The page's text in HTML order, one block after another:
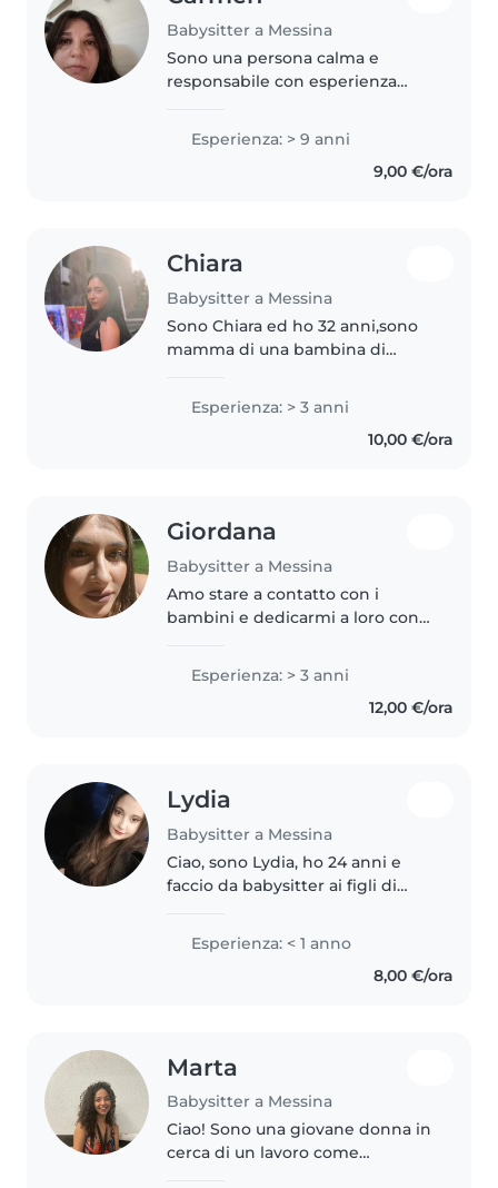
Babysitter a Messina
Sono una persona calma e
responsabile con esperienza
di ogni età. Mi piace leggere
storie, organizzare giochi e
Esperienza: > 9 anni
9,00 €/ora
Chiara
Babysitter a Messina
Sono Chiara ed ho 32 anni,sono
mamma di una bambina di
formazione mi permette di poter
lavorare anche con bambini con
disabilità. Sono empatica,creativa
Esperienza: > 3 anni
10,00 €/ora
Giordana
Babysitter a Messina
Amo stare a contatto con i
bambini e dedicarmi a loro con
allegria. Per me è fondamentale
creare un ambiente sereno in cui
farli sentire accolti, protetti..
Esperienza: > 3 anni
12,00 €/ora
Lydia
Babysitter a Messina
Ciao, sono Lydia, ho 24 anni e
faccio da babysitter ai figli di
Rossa, il che mi ha permesso di
Esperienza: < 1 anno
8,00 €/ora
Marta
Babysitter a Messina
Ciao! Sono una giovane donna in
cerca di un lavoro come